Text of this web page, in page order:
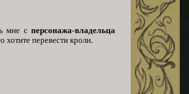
мне сперсонажа-владельца
хотите перевести кроли.